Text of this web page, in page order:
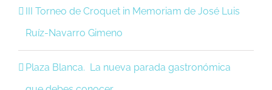
III Torneo de Croquet in Memoriam de José Luis
Ruíz-Navarro Gimeno
Plaza Blanca. La nueva parada gastronómica